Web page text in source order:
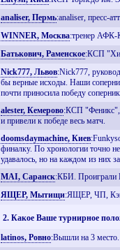
analiser, Пермь:analiser, пресс-
WINNER, Москва:тренер АФК-
Батькович, Раменское:КСП
Nick777, Львов:Nick777,
бы верные исходы. Наши
почти приносила победу
alester, Кемерово:КСП "Феникс",
и привели к победе весь матч.
doomsdaymachine, Киев
финалку. По хронологии точно
удавалось, но на каждом из них
MAI, Саранск:КБИ. Проиграли
ЯЩЕР, Мытищи:ЯЩЕР, ЧП,
2. Какое Ваше турнирное
latinos, Ровно:Вышли на 3